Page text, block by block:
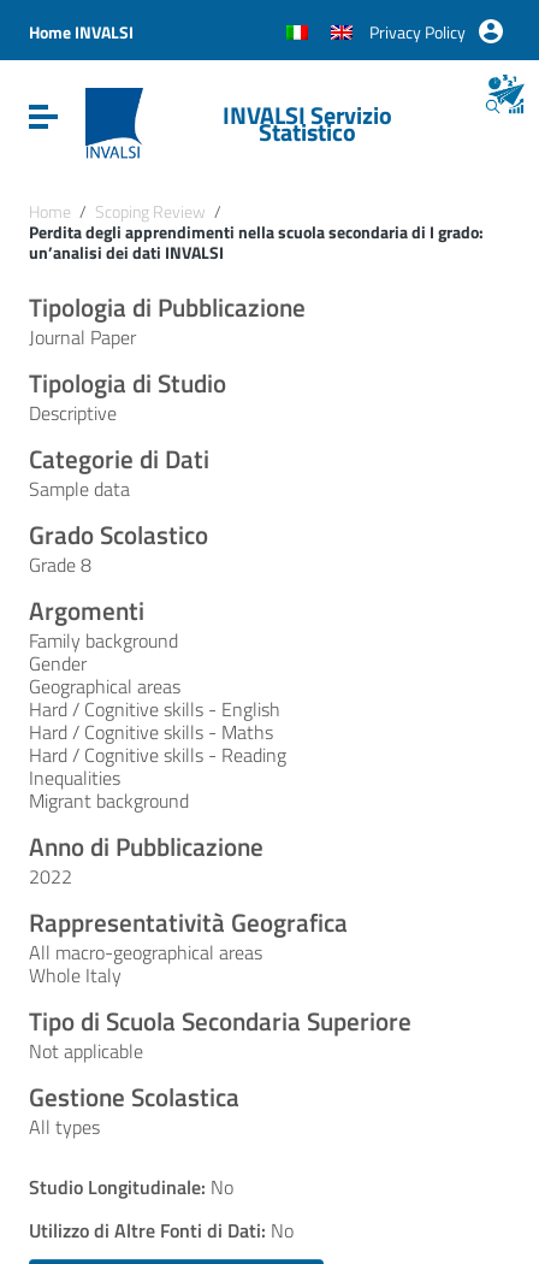
Vai al menu di navigazione
Vai al footer
Home INVALSI Privacy Policy
Attiva / disattiva la navigazioneINVALSI Servizio
Statistico
Home / Scoping Review /
Perdita degli apprendimenti nella scuola secondaria di I grado:
un’analisi dei dati INVALSI
Tipologia di Pubblicazione
Journal Paper
Tipologia di Studio
Descriptive
Categorie di Dati
Sample data
Grado Scolastico
Grade 8
Argomenti
Family background
Gender
Geographical areas
Hard / Cognitive skills - English
Hard / Cognitive skills - Maths
Hard / Cognitive skills - Reading
Inequalities
Migrant background
Anno di Pubblicazione
2022
Rappresentatività Geografica
All macro-geographical areas
Whole Italy
Tipo di Scuola Secondaria Superiore
Not applicable
Gestione Scolastica
All types
Studio Longitudinale: No
Utilizzo di Altre Fonti di Dati: No